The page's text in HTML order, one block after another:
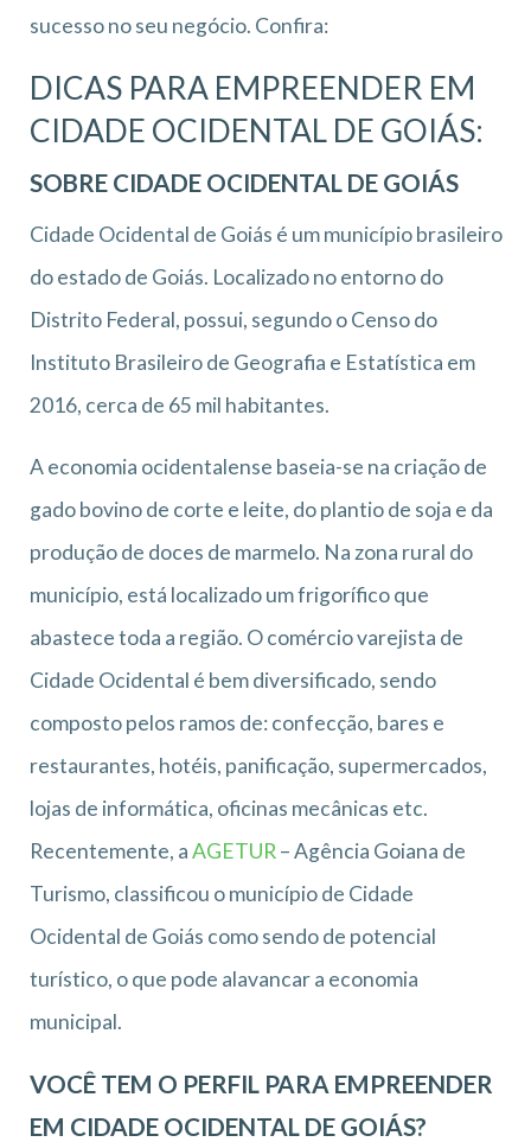
sucesso no seu negócio. Confira:
DICAS PARA EMPREENDER EM
CIDADE OCIDENTAL DE GOIÁS:
SOBRE CIDADE OCIDENTAL DE GOIÁS
Cidade Ocidental de Goiás é um município brasileiro
do estado de Goiás. Localizado no entorno do
Distrito Federal, possui, segundo o Censo do
Instituto Brasileiro de Geografia e Estatística em
2016, cerca de 65 mil habitantes.
A economia ocidentalense baseia-se na criação de
gado bovino de corte e leite, do plantio de soja e da
produção de doces de marmelo. Na zona rural do
município, está localizado um frigorífico que
abastece toda a região. O comércio varejista de
Cidade Ocidental é bem diversificado, sendo
composto pelos ramos de: confecção, bares e
restaurantes, hotéis, panificação, supermercados,
lojas de informática, oficinas mecânicas etc.
Recentemente, aAGETUR – Agência Goiana de
Turismo, classificou o município de Cidade
Ocidental de Goiás como sendo de potencial
turístico, o que pode alavancar a economia
municipal.
VOCÊ TEM O PERFIL PARA EMPREENDER
EM CIDADE OCIDENTAL DE GOIÁS?